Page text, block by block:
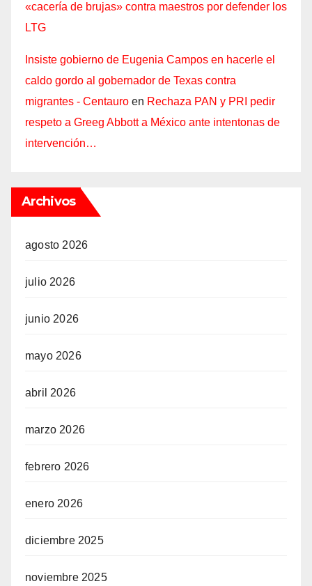
«cacería de brujas» contra maestros por defender los
LTG
Insiste gobierno de Eugenia Campos en hacerle el
caldo gordo al gobernador de Texas contra
migrantes - Centauro en Rechaza PAN y PRI pedir
respeto a Greeg Abbott a México ante intentonas de
intervención…
Archivos
agosto 2026
julio 2026
junio 2026
mayo 2026
abril 2026
marzo 2026
febrero 2026
enero 2026
diciembre 2025
noviembre 2025